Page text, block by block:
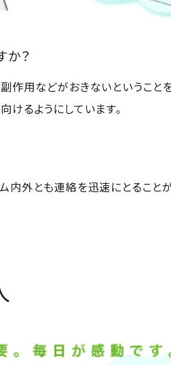
か？
作用などがおきないというこ
けるようにしています。
内外とも連絡を迅速にとること